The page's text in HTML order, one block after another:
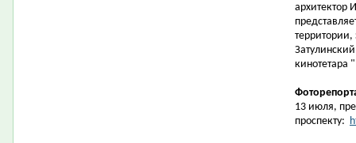
архитектор
кинотетара
13 июля,
проспекту: